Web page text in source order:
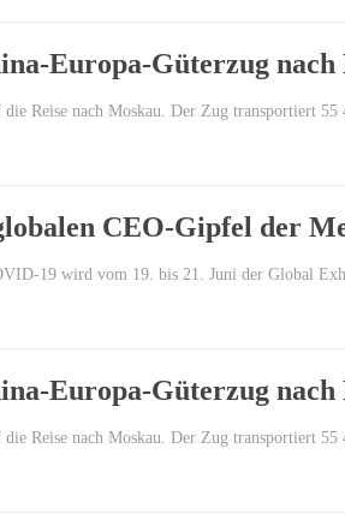
Europa-Güterzug nach
Reise nach Moskau. Der Zug transportiert
CEO-Gipfel der
19 wird vom 19. bis 21. Juni der Global
Europa-Güterzug nach
Reise nach Moskau. Der Zug transportiert